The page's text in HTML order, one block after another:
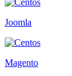
Joomla
Magento